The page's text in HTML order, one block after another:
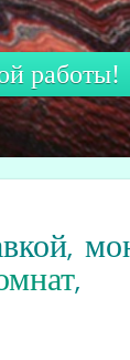
работы!
,